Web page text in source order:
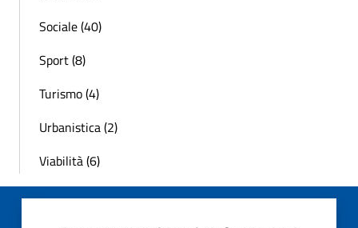
Sociale (40)
Sport (8)
Turismo (4)
Urbanistica (2)
Viabilità (6)